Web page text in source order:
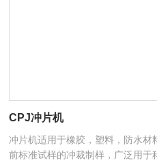
CPJ冲片机
冲片机适用于橡胶，塑料，防水
前标准试样的冲裁制样，广泛用